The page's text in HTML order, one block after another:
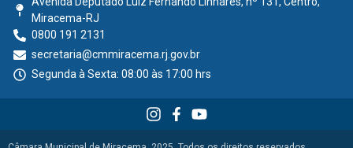
Miracema-RJ
0800 191 2131
secretaria@cmmiracema.rj.gov.br
Segunda à Sexta: 08:00 às 17:00 hrs